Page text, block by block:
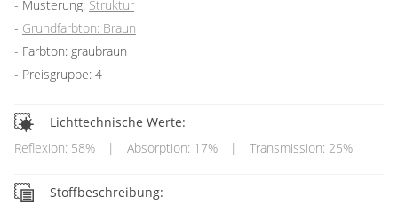
Musterung: Struktur
Grundfarbton: Braun
Farbton: graubraun
Preisgruppe: 4
Lichttechnische Werte:
Reflexion: 58%
| Absorption: 17% | Transmission: 25%
Stoffbeschreibung: